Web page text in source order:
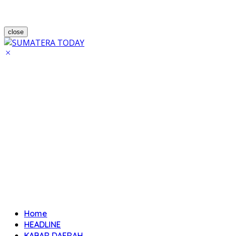
close
Home
HEADLINE